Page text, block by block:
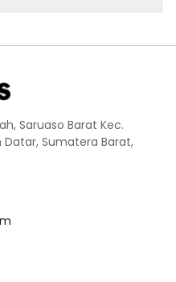
Saruaso Barat Kec.
Datar, Sumatera Barat,